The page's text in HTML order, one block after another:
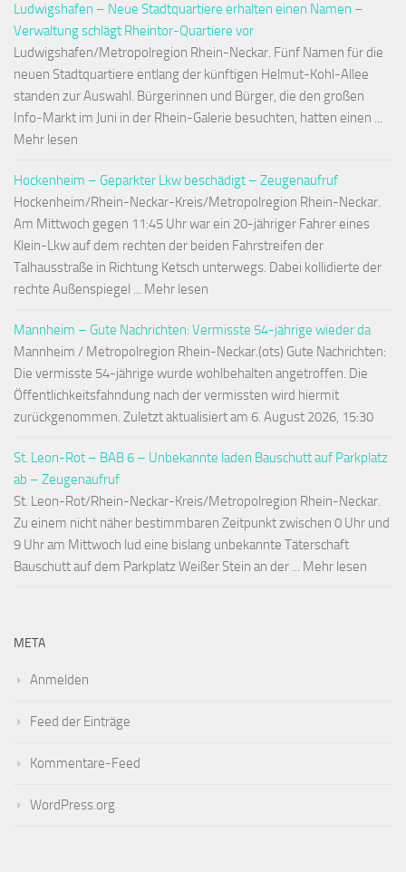
Ludwigshafen – Neue Stadtquartiere erhalten einen Namen –
Verwaltung schlägt Rheintor-Quartiere vor
Ludwigshafen/Metropolregion Rhein-Neckar. Fünf Namen für die
neuen Stadtquartiere entlang der künftigen Helmut-Kohl-Allee
standen zur Auswahl. Bürgerinnen und Bürger, die den großen
Info-Markt im Juni in der Rhein-Galerie besuchten, hatten einen ...
Mehr lesen
Hockenheim – Geparkter Lkw beschädigt – Zeugenaufruf
Hockenheim/Rhein-Neckar-Kreis/Metropolregion Rhein-Neckar.
Am Mittwoch gegen 11:45 Uhr war ein 20-jähriger Fahrer eines
Klein-Lkw auf dem rechten der beiden Fahrstreifen der
Talhausstraße in Richtung Ketsch unterwegs. Dabei kollidierte der
rechte Außenspiegel ... Mehr lesen
Mannheim – Gute Nachrichten: Vermisste 54-jährige wieder da
Mannheim / Metropolregion Rhein-Neckar.(ots) Gute Nachrichten:
Die vermisste 54-jährige wurde wohlbehalten angetroffen. Die
Öffentlichkeitsfahndung nach der vermissten wird hiermit
zurückgenommen. Zuletzt aktualisiert am 6. August 2026, 15:30
St. Leon-Rot – BAB 6 – Unbekannte laden Bauschutt auf Parkplatz
ab – Zeugenaufruf
St. Leon-Rot/Rhein-Neckar-Kreis/Metropolregion Rhein-Neckar.
Zu einem nicht näher bestimmbaren Zeitpunkt zwischen 0 Uhr und
9 Uhr am Mittwoch lud eine bislang unbekannte Täterschaft
Bauschutt auf dem Parkplatz Weißer Stein an der ... Mehr lesen
META
Anmelden
Feed der Einträge
Kommentare-Feed
WordPress.org